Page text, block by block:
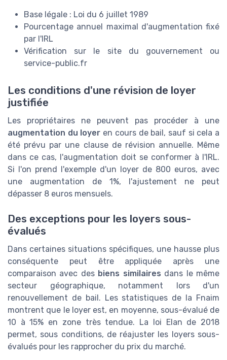
Base légale : Loi du 6 juillet 1989
Pourcentage annuel maximal d'augmentation fixé
par l'IRL
Vérification sur le site du gouvernement ou
service-public.fr
Les conditions d'une révision de loyer
justifiée
Les propriétaires ne peuvent pas procéder à une
augmentation du loyer en cours de bail, sauf si cela a
été prévu par une clause de révision annuelle. Même
dans ce cas, l'augmentation doit se conformer à l'IRL.
Si l'on prend l'exemple d'un loyer de 800 euros, avec
une augmentation de 1%, l'ajustement ne peut
dépasser 8 euros mensuels.
Des exceptions pour les loyers sous-
évalués
Dans certaines situations spécifiques, une hausse plus
conséquente peut être appliquée après une
comparaison avec des biens similaires dans le même
secteur géographique, notamment lors d'un
renouvellement de bail. Les statistiques de la Fnaim
montrent que le loyer est, en moyenne, sous-évalué de
10 à 15% en zone très tendue. La loi Elan de 2018
permet, sous conditions, de réajuster les loyers sous-
évalués pour les rapprocher du prix du marché.